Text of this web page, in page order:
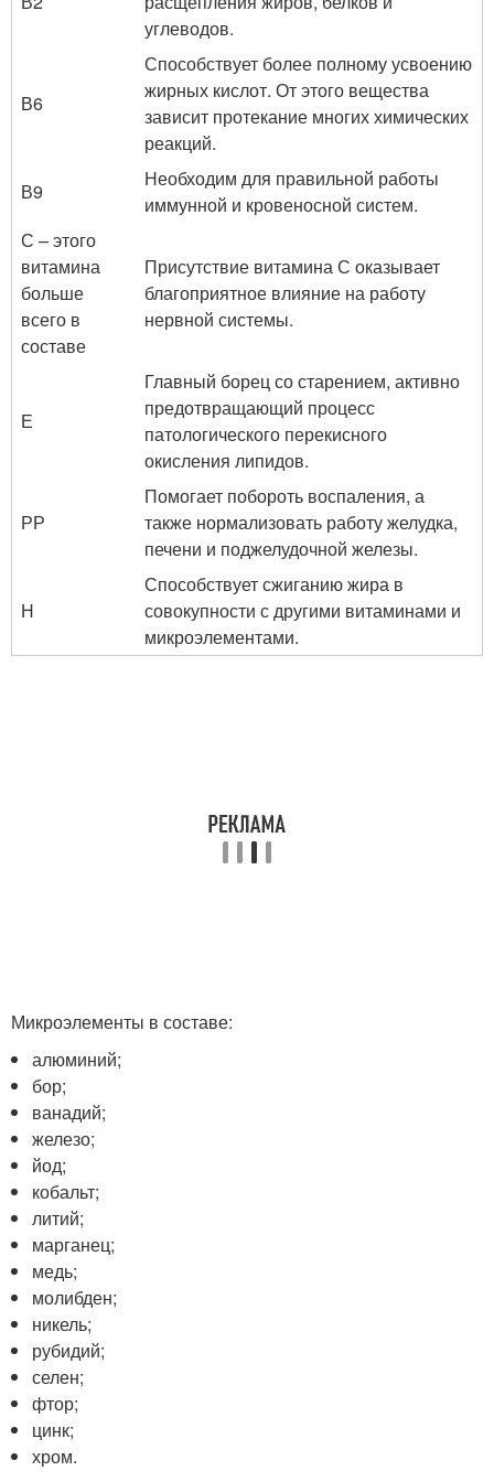
углеводов.
В6
Способствует более полному усвоению
жирных кислот. От этого вещества
зависит протекание многих химических
реакций.
В9
Необходим для правильной работы
иммунной и кровеносной систем.
С – этого
витамина
больше
всего в
составе
Присутствие витамина С оказывает
благоприятное влияние на работу
нервной системы.
Е
Главный борец со старением, активно
предотвращающий процесс
патологического перекисного
окисления липидов.
РР
Помогает побороть воспаления, а
также нормализовать работу желудка,
печени и поджелудочной железы.
Н
Способствует сжиганию жира в
совокупности с другими витаминами и
микроэлементами.
Микроэлементы в составе:
алюминий;
бор;
ванадий;
железо;
йод;
кобальт;
литий;
марганец;
медь;
молибден;
никель;
рубидий;
селен;
фтор;
цинк;
хром.